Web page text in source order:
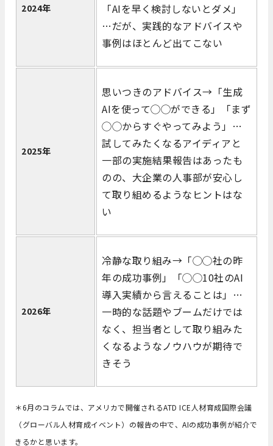
2024年
「AIを早く検討しないとダメ」
…だが、実践的なアドバイスや
事例はほとんど出てこない
2025年
思いつきのアドバイス→「生成
AIを使って◯◯ができる」「まず
◯◯からすぐやってみよう」…
試してみたくなるアイディアと
一部の実施結果報告はあったも
のの、大企業の人事部が安心し
て取り組めるようなヒントはな
い
2026年
冷静な取り組み→「◯◯社の昨
年の成功事例」「◯◯10社のAI
導入実績から言えることは」…
一時的な話題やブームだけでは
なく、担当者として取り組みた
くなるようなノウハウが期待で
きそう
＊6月のコラムでは、アメリカで開催されるATD ICE人材育成国際会議
（グローバル人材育成イベント）の報告の中で、AIの成功事例が紹介で
きるかと思います。